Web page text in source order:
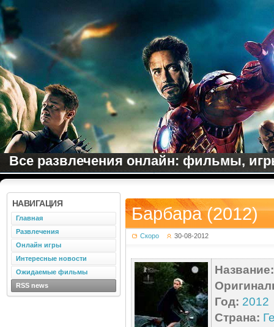
Все развлечения онлайн: фильмы,
Барбара (2012)
Скоро 30-08-2012
Название:
Год: 2012
Страна:
НАВИГАЦИЯ
Главная
Развлечения
Онлайн игры
Интересные новости
Ожидаемые фильмы
RSS news